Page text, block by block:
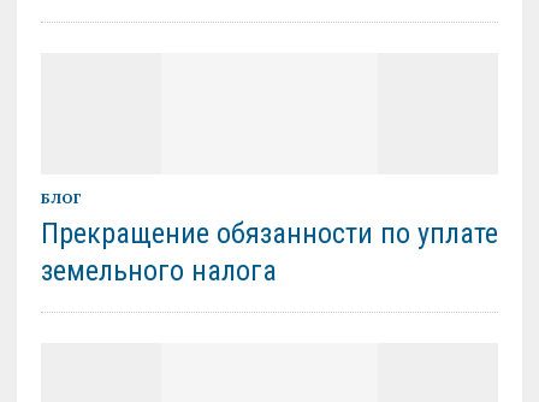
БЛОГ
Прекращение обязанности по уплате
земельного налога